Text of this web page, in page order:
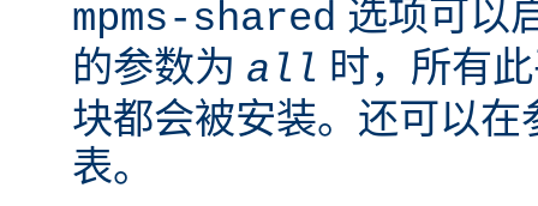
mpms-shared 选项可以
的参数为 all 时，所有
块都会被安装。还可以在
表。